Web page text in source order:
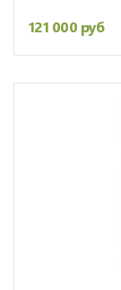
121 000 руб